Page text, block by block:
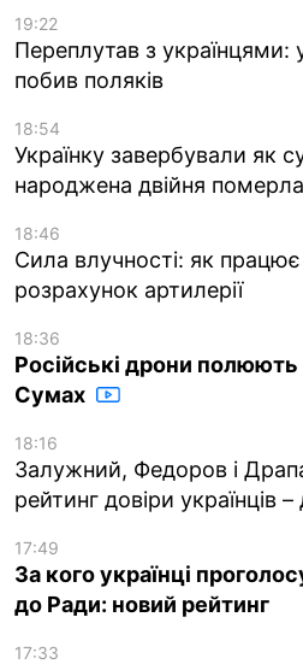
19:22
Переплутав з українцями:
побив поляків
18:54
Українку завербували як
народжена двійня померла
18:46
Сила влучності: як
розрахунок артилерії
18:36
Російські дрони полюють
Сумах
18:16
Залужний, Федоров і
рейтинг довіри українців
17:49
За кого українці
до Ради: новий рейтинг
17:33